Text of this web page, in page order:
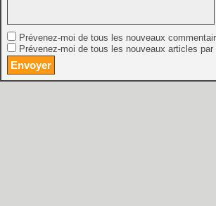
Prévenez-moi de tous les nouveaux
Prévenez-moi de tous les nouveaux articles par